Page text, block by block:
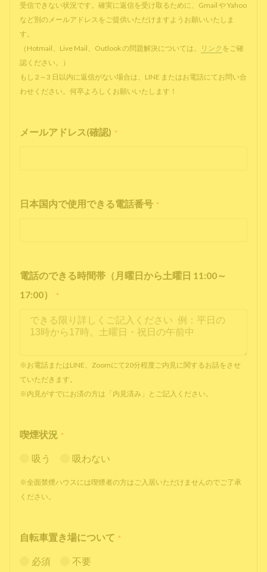
受信できない状況です。確実に返信を受け取るために、Gmail や Yahoo
など別のメールアドレスをご提供いただけますようお願いいたしま
す。
（Hotmail、Live Mail、Outlook の問題解決については、
リンク をご確
認ください。）
もし 2～3 日以内に返信がない場合は、LINE またはお電話にてお問い合
わせください。何卒よろしくお願いいたします！
メールアドレス(確認) *
日本国内で使用できる電話番号 *
電話のできる時間帯（月曜日から土曜日 11:00～
17:00）
*
※お電話またはLINE、Zoomにて20分程度ご内見に関するお話をさせ
ていただきます。
※内見がすでにお済の方は「内見済み」とご記入ください。
喫煙状況 *
吸う 吸わない
※全面禁煙ハウスには喫煙者の方はご入居いただけませんのでご了承
ください。
自転車置き場について *
必須 不要